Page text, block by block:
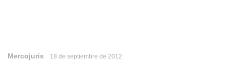
Mercojuris 18 de septiembre de 2012